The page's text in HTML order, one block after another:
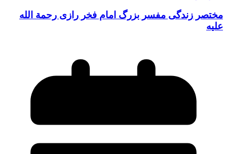
مختصر زندگی مفسر بزرگ امام فخر رازی رحمة الله
علیه